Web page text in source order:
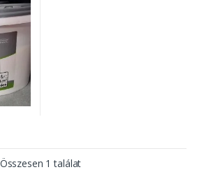
Összesen 1 találat